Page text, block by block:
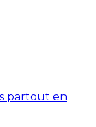
partout en